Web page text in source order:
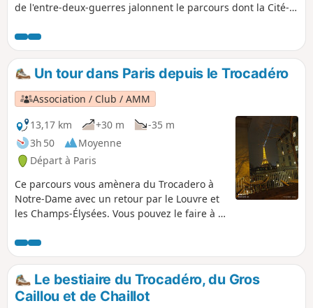
de l'entre-deux-guerres jalonnent le parcours dont la Cité-
indéniable touche mémorielle. La fin de la randonnée joue à
saute-mouton avec les voies de chemin de fer.
Un tour dans Paris depuis le Trocadéro
Association / Club / AMM
13,17 km
+30 m
-35 m
3h 50
Moyenne
Départ à Paris
Ce parcours vous amènera du Trocadero à
Notre-Dame avec un retour par le Louvre et
les Champs-Élysées. Vous pouvez le faire à la
Le bestiaire du Trocadéro, du Gros
Caillou et de Chaillot